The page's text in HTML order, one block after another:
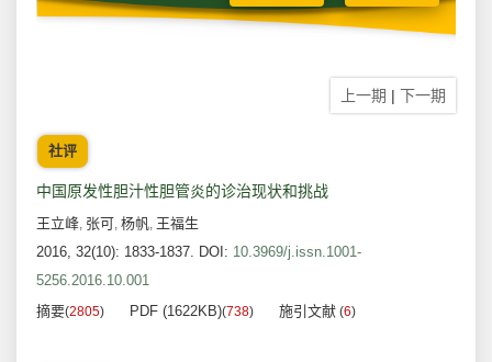
上一期 | 下一期
社评
中国原发性胆汁性胆管炎的诊治现状和挑战
王立峰, 张可, 杨帆, 王福生
2016, 32(10): 1833-1837. DOI: 10.3969/j.issn.1001-
5256.2016.10.001
摘要(2805) PDF (1622KB)(738) 施引文献 (6)